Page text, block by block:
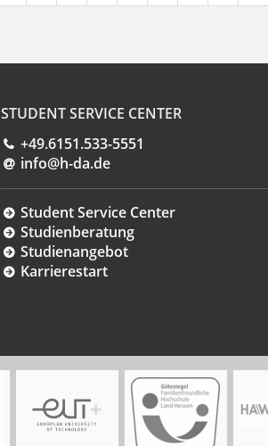
STUDENT SERVICE CENTER
+49.6151.533-5551
info@h-da.de
Student Service Center
Studienberatung
Studienangebot
Karrierestart